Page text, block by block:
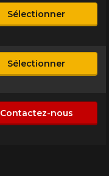
Sélectionner
Sélectionner
Contactez-nous